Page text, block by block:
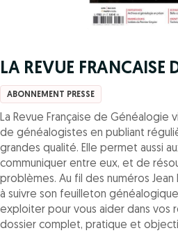
LA REVUE FRANCAISE
ABONNEMENT PRESSE
La Revue Française de Généalogie
de généalogistes en publiant
grandes qualité. Elle permet aussi
communiquer entre eux, et de
problèmes. Au fil des numéros Jean
à suivre son feuilleton
exploiter pour vous aider dans vos
dossier complet, pratique et